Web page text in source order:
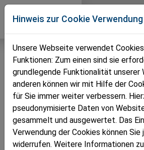
Direkt zur Hauptnavigation springen
Direkt zum Inhalt springen
Zur Unternavigation springen
Hinweis zur Cookie Verwendung
Unsere Webseite verwendet
Funktionen: Zum einen sind sie
grundlegende Funktionalität unserer
anderen können wir mit Hilfe der
für Sie immer weiter verbessern.
pseudonymisierte Daten von
gesammelt und ausgewertet. Das
Verwendung der Cookies können Sie
widerrufen. Weitere Informationen